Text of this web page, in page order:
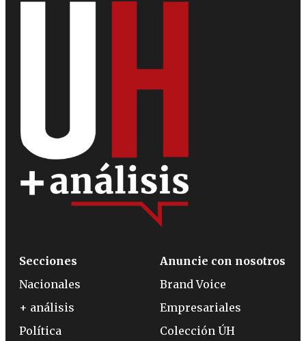
Secciones
Nacionales
+ análisis
Política
Anuncie con nosotros
Brand Voice
Empresariales
Colección ÚH